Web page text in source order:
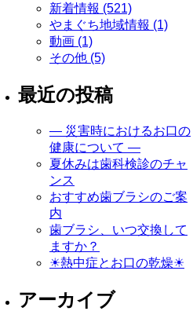
新着情報 (521)
やまぐち地域情報 (1)
動画 (1)
その他 (5)
最近の投稿
― 災害時におけるお口の
健康について ―
夏休みは歯科検診のチャ
ンス
おすすめ歯ブラシのご案
内
歯ブラシ、いつ交換して
ますか？
☀熱中症とお口の乾燥☀
アーカイブ